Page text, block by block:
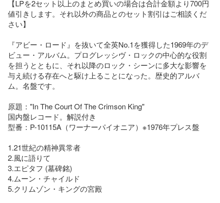
【LPを2セット以上のまとめ買いの場合は合計金額より700円
値引きします。それ以外の商品とのセット割引はご相談くだ
さい】
『アビー・ロード』を抜いて全英No.1を獲得した1969年のデ
ビュー・アルバム。プログレッシヴ・ロックの中心的な役割
を担うとともに、それ以降のロック・シーンに多大な影響を
与え続ける存在へと駆け上ることになった。歴史的アルバ
ム。名盤です。
原題："In The Court Of The Crimson King"
国内盤レコード。解説付き
型番：P-10115A（ワーナーパイオニア）※1976年プレス盤
1.21世紀の精神異常者
2.風に語りて
3.エピタフ (墓碑銘)
4.ムーン・チャイルド
5.クリムゾン・キングの宮殿